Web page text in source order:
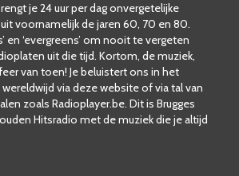
je 24 uur per dag onvergetelijke
voornamelijk de jaren 60, 70 en 80.
en ‘evergreens’ om nooit te vergeten
uit die tijd. Kortom, de muziek,
van toen! Je beluistert ons in het
wereldwijd via deze website of via tal van
zoals Radioplayer.be. Dit is Brugges
Hitsradio met de muziek die je altijd